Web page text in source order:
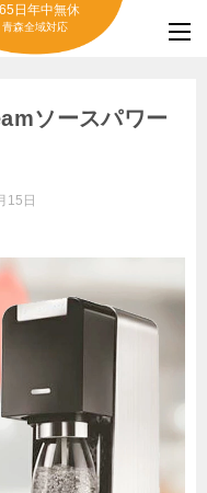
日年中無休
青森全域対応
ソースパワー
15日